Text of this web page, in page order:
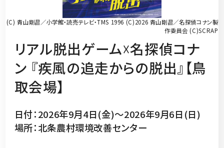
(C) 青山剛昌／小学館・読売テレビ・TMS 1996 (C)2026 青山剛昌／名探偵コナン製
作委員会 (C)SCRAP
リアル脱出ゲーム☓名探偵コナ
ン 『疾風の追走からの脱出』【鳥
取会場】
日付：2026年9月4日(金)～2026年9月6日(日)
場所：北条農村環境改善センター